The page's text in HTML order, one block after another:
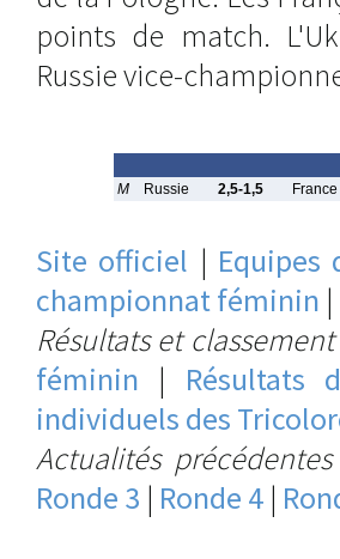
points de match.
Russie vice-
M
Russie 2,5-1,5 France
Site officiel | Equipes
championnat féminin |
Résultats et classement
féminin | Résultats
individuels des
Actualités précédentes
Ronde 3 | Ronde 4 |